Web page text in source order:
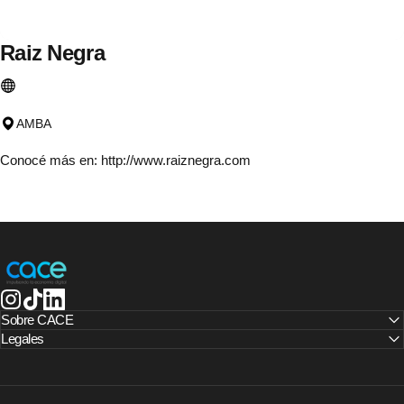
Raiz Negra
AMBA
Conocé más en: http://www.raiznegra.com
CACE | Cámara Argentina de Comercio Electrónico
Instagram
TikTokLinkedIn
Sobre CACE
Legales